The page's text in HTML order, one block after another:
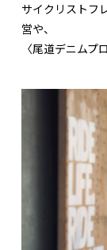
サイクリストフ
営や、
〈尾道デニムプ